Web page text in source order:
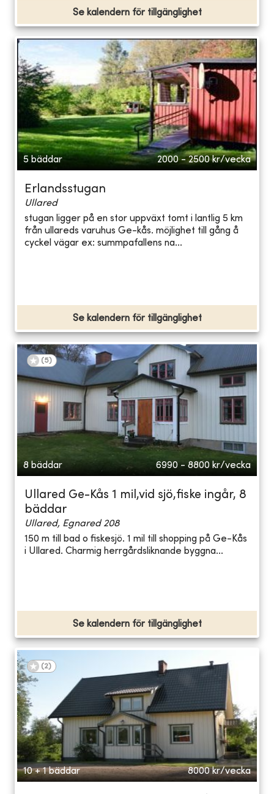
Se kalendern för tillgänglighet
5 bäddar 2000 - 2500 kr/vecka
Erlandsstugan
Ullared
stugan ligger på en stor uppväxt tomt i lantlig 5 km
från ullareds varuhus Ge-kås. möjlighet till gång å
cyckel vägar ex: summpafallens na...
Se kalendern för tillgänglighet
(5)
8 bäddar 6990 - 8800 kr/vecka
Ullared Ge-Kås 1 mil,vid sjö,fiske ingår, 8
bäddar
Ullared, Egnared 208
150 m till bad o fiskesjö. 1 mil till shopping på Ge-Kås
i Ullared. Charmig herrgårdsliknande byggna...
Se kalendern för tillgänglighet
(2)
10 + 1 bäddar 8000 kr/vecka